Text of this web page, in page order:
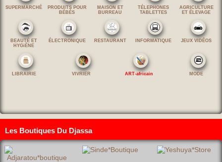
SUPERMARCHÉ
PRODUITS POUR
BÉBÉS
MAISON ET
BURREAU
TÉLEPHONES
TABLETTES
AGRICULTURE
ET ÉLEVAGE
BEAUTÉ ET
HYGiÈNE
ÉLECTRONIQUE RESTAURANT INFORMATIQUE JEUX VIDÉOS
LIBRAIRIE VIVRIER ART-africain MODE
Les Boutiques Du Djassa